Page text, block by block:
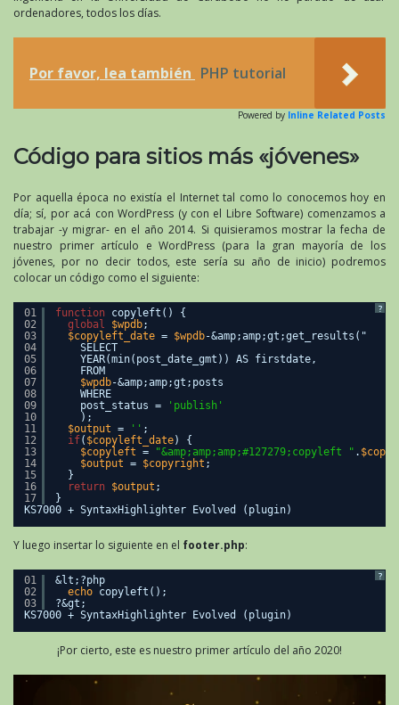
ordenadores, todos los días.
Por favor, lea también PHP tutorial
Powered by Inline Related Posts
Código para sitios más «jóvenes»
Por aquella época no existía el Internet tal como lo conocemos hoy en
día; sí, por acá con WordPress (y con el Libre Software) comenzamos a
trabajar -y migrar- en el año 2014. Si quisieramos mostrar la fecha de
nuestro primer artículo e WordPress (para la gran mayoría de los
jóvenes, por no decir todos, este sería su año de inicio) podremos
colocar un código como el siguiente:
?
KS7000 + SyntaxHighlighter Evolved (plugin)
01
02
03
04
05
06
07
08
09
10
11
12
13
14
15
16
17
function copyleft() {
global
$wpdb;
$copyleft_date = $wpdb-&amp;amp;gt;get_results("
SELECT
YEAR(min(post_date_gmt)) AS firstdate,
FROM
$wpdb-&amp;amp;gt;posts
WHERE
post_status =
'publish'
);
$output = '' ;
if( $copyleft_date) {
$copyleft = "&amp;amp;amp;#127279;copyleft " .
$output = $copyright ;
}
return $output ;
}
Y luego insertar lo siguiente en el footer.php:
?
KS7000 + SyntaxHighlighter Evolved (plugin)
01
02
03
&lt;?php
echo copyleft();
?&gt;
¡Por cierto, este es nuestro primer artículo del año 2020!